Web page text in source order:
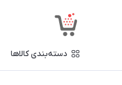
دسته‌بندی کالاها